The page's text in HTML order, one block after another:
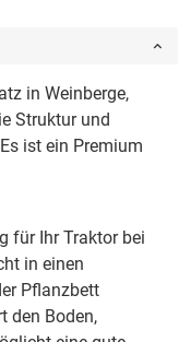
in Weinberge,
Struktur und
ist ein Premium
für Ihr Traktor bei
in einen
Pflanzbett
den Boden,